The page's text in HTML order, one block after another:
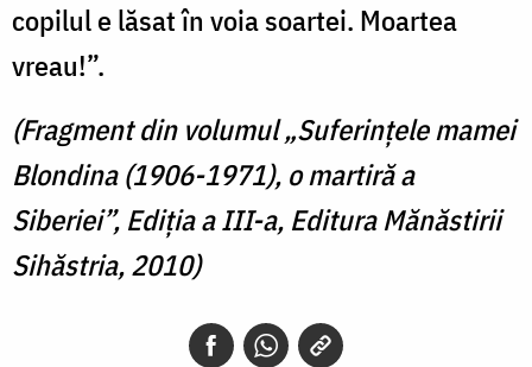
copilul e lăsat în voia soartei. Moartea
vreau!”.
(Fragment din volumul „Suferințele mamei
Blondina (1906-1971), o martiră a
Siberiei”, Ediția a III-a, Editura Mănăstirii
Sihăstria, 2010)